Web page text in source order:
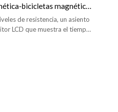
bicicletas magnéticas
casabicicletas magnéticas
de resistencia, un asiento
LCD que muestra el tiempo,